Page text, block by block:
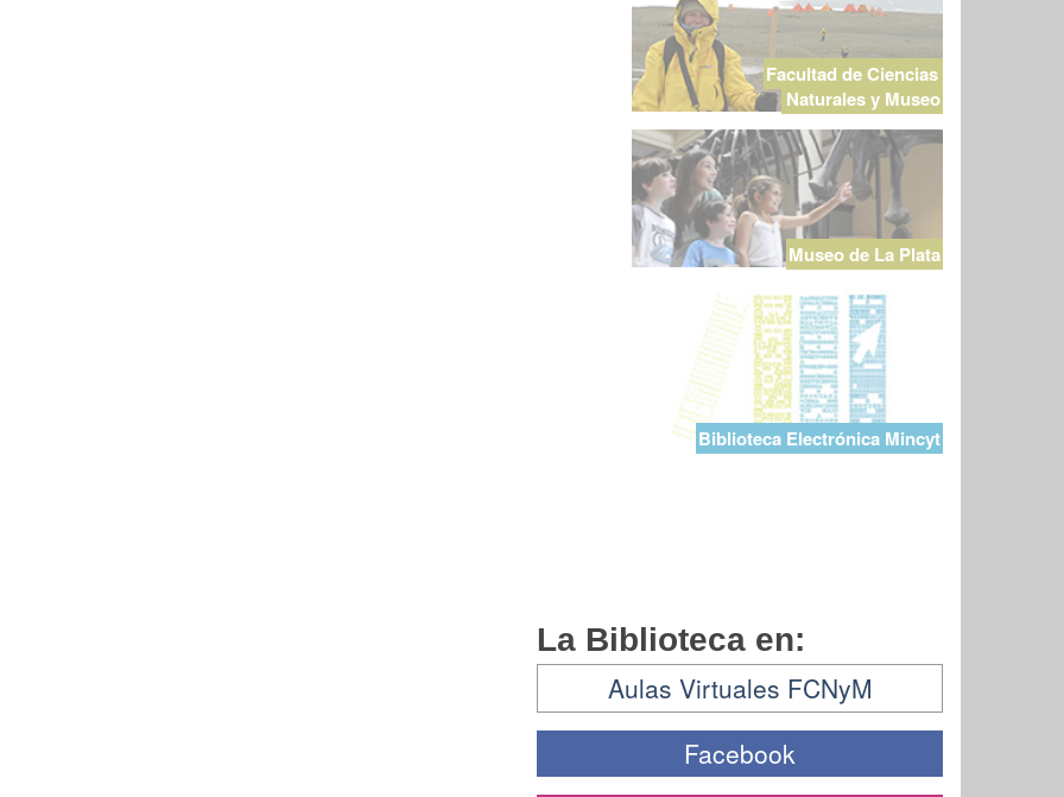
Facultad de Ciencias
Naturales y Museo
Museo de La Plata
Biblioteca Electrónica Mincyt
La Biblioteca en:
Aulas Virtuales FCNyM
Facebook